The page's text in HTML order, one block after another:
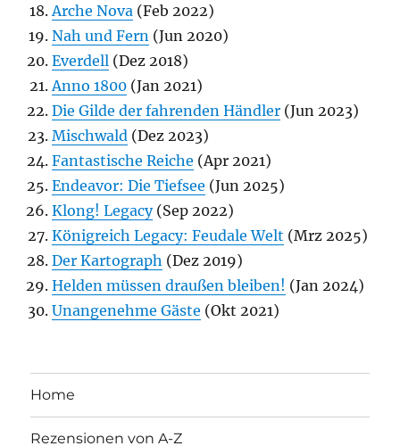
Arche Nova (Feb 2022)
Nah und Fern (Jun 2020)
Everdell (Dez 2018)
Anno 1800 (Jan 2021)
Die Gilde der fahrenden Händler (Jun 2023)
Mischwald (Dez 2023)
Fantastische Reiche (Apr 2021)
Endeavor: Die Tiefsee (Jun 2025)
Klong! Legacy(Sep 2022)
Königreich Legacy: Feudale Welt (Mrz 2025)
Der Kartograph (Dez 2019)
Helden müssen draußen bleiben! (Jan 2024)
Unangenehme Gäste (Okt 2021)
Home
Rezensionen von A-Z